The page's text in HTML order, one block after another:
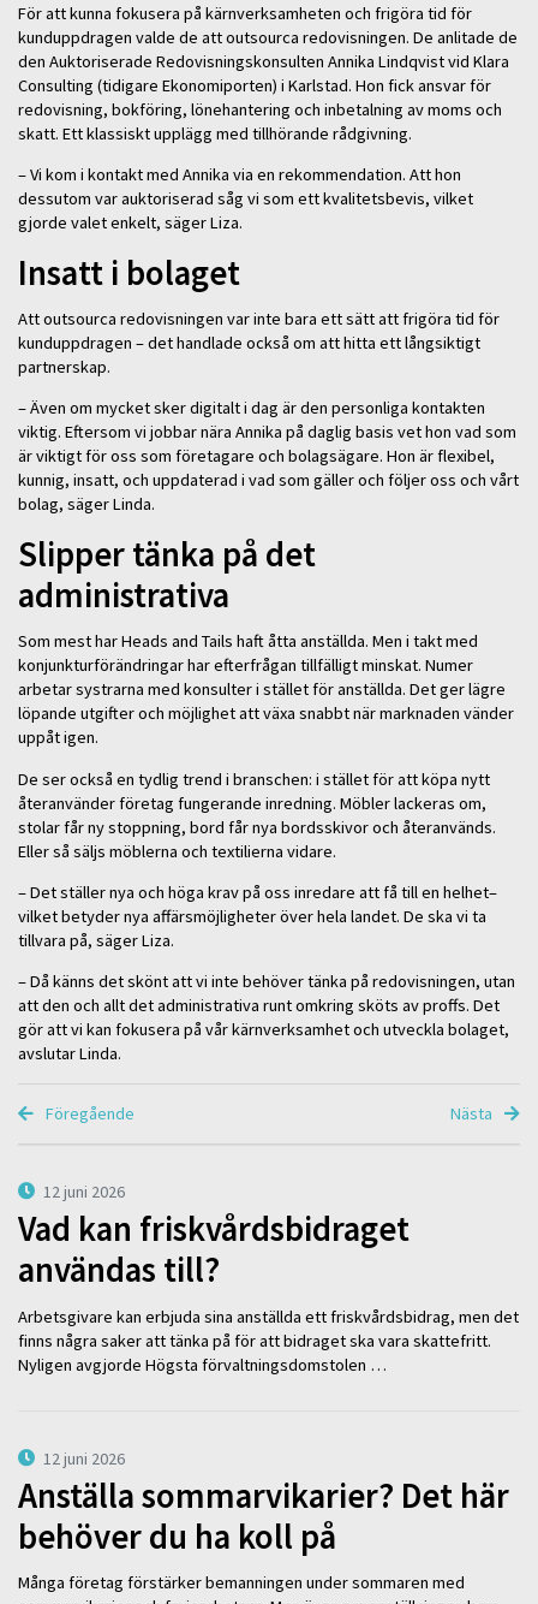
För att kunna fokusera på kärnverksamheten och frigöra tid för
kunduppdragen valde de att outsourca redovisningen. De anlitade de
den Auktoriserade Redovisningskonsulten Annika Lindqvist vid Klara
Consulting (tidigare Ekonomiporten) i Karlstad. Hon fick ansvar för
redovisning, bokföring, lönehantering och inbetalning av moms och
skatt. Ett klassiskt upplägg med tillhörande rådgivning.
– Vi kom i kontakt med Annika via en rekommendation. Att hon
dessutom var auktoriserad såg vi som ett kvalitetsbevis, vilket
gjorde valet enkelt, säger Liza.
Insatt i bolaget
Att outsourca redovisningen var inte bara ett sätt att frigöra tid för
kunduppdragen – det handlade också om att hitta ett långsiktigt
partnerskap.
– Även om mycket sker digitalt i dag är den personliga kontakten
viktig. Eftersom vi jobbar nära Annika på daglig basis vet hon vad som
är viktigt för oss som företagare och bolagsägare. Hon är flexibel,
kunnig, insatt, och uppdaterad i vad som gäller och följer oss och vårt
bolag, säger Linda.
Slipper tänka på det
administrativa
Som mest har Heads and Tails haft åtta anställda. Men i takt med
konjunkturförändringar har efterfrågan tillfälligt minskat. Numer
arbetar systrarna med konsulter i stället för anställda. Det ger lägre
löpande utgifter och möjlighet att växa snabbt när marknaden vänder
uppåt igen.
De ser också en tydlig trend i branschen: i stället för att köpa nytt
återanvänder företag fungerande inredning. Möbler lackeras om,
stolar får ny stoppning, bord får nya bordsskivor och återanvänds.
Eller så säljs möblerna och textilierna vidare.
– Det ställer nya och höga krav på oss inredare att få till en helhet–
vilket betyder nya affärsmöjligheter över hela landet. De ska vi ta
tillvara på, säger Liza.
– Då känns det skönt att vi inte behöver tänka på redovisningen, utan
att den och allt det administrativa runt omkring sköts av proffs. Det
gör att vi kan fokusera på vår kärnverksamhet och utveckla bolaget,
avslutar Linda.
Föregående Nästa
12 juni 2026
Vad kan friskvårdsbidraget
användas till?
Arbetsgivare kan erbjuda sina anställda ett friskvårdsbidrag, men det
finns några saker att tänka på för att bidraget ska vara skattefritt.
Nyligen avgjorde Högsta förvaltningsdomstolen …
12 juni 2026
Anställa sommarvikarier? Det här
behöver du ha koll på
Många företag förstärker bemanningen under sommaren med